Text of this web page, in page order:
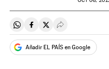
Compartir en Whatsapp
Compartir en Facebook
Compartir en Twitter
Desplegar
Añadir EL PAÍS en Google